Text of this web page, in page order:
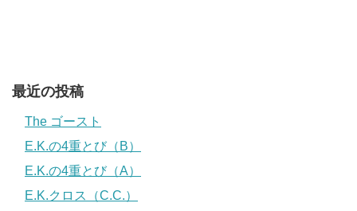
最近の投稿
The ゴースト
E.K.の4重とび（B）
E.K.の4重とび（A）
E.K.クロス（C.C.）